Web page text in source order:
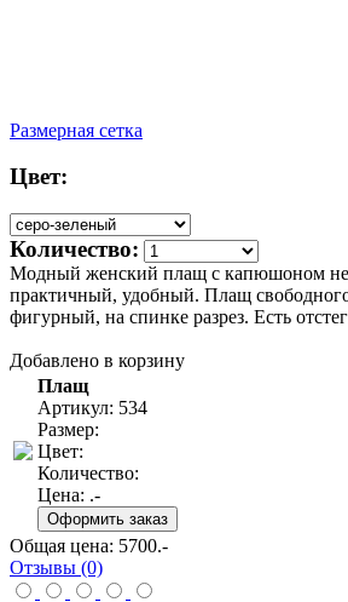
Размерная сетка
Цвет:
Количество:
Модный женский плащ с капюшоном
практичный, удобный. Плащ
фигурный, на спинке разрез. Есть
Добавлено в корзину
Плащ
Артикул: 534
Размер:
Цвет:
Количество:
Цена: .-
Общая цена: 5700.-
Отзывы (0)